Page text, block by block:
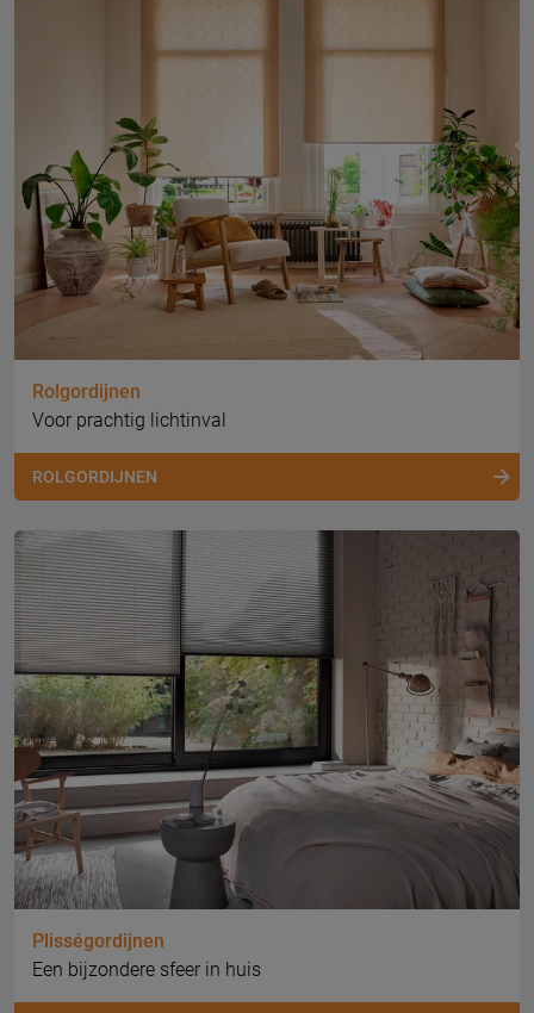
Rolgordijnen
Voor prachtig lichtinval
ROLGORDIJNEN
Plisségordijnen
Een bijzondere sfeer in huis